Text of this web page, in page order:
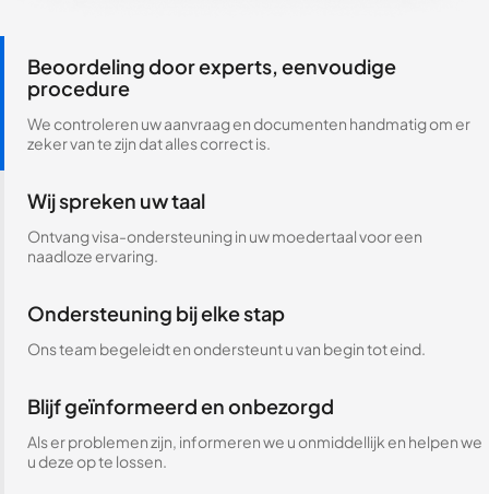
Beoordeling door experts, eenvoudige
procedure
We controleren uw aanvraag en documenten handmatig om er
zeker van te zijn dat alles correct is.
Wij spreken uw taal
Ontvang visa-ondersteuning in uw moedertaal voor een
naadloze ervaring.
Ondersteuning bij elke stap
Ons team begeleidt en ondersteunt u van begin tot eind.
Blijf geïnformeerd en onbezorgd
Als er problemen zijn, informeren we u onmiddellijk en helpen we
u deze op te lossen.